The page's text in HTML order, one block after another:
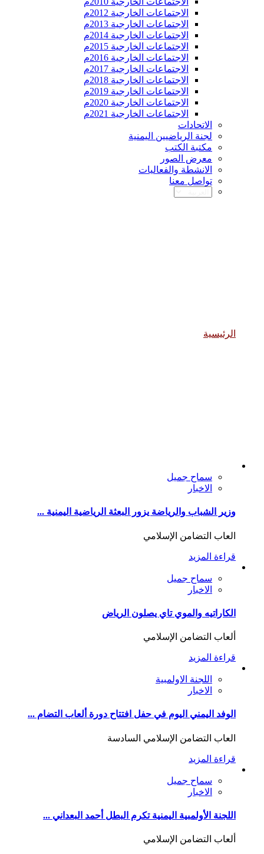
الاجتماعات الخارجية 2012م
الاجتماعات الخارجية 2013م
الاجتماعات الخارجية 2014م
الاجتماعات الخارجية 2015م
الاجتماعات الخارجية 2016م
الاجتماعات الخارجية 2017م
الاجتماعات الخارجية 2018م
الاجتماعات الخارجية 2019م
الاجتماعات الخارجية 2020م
الاجتماعات الخارجية 2021م
الاتحادات
لجنة الرياضيين اليمنية
مكتبة الكتب
معرض الصور
الانشطة والفعاليات
تواصل معنا
الرئيسية
سماح جميل
الاخبار
وزير الشباب والرياضة يزور البعثة الرياضية اليمنية ...
العاب التضامن الإسلامي
قراءة المزيد
سماح جميل
الاخبار
الكاراتيه والموي تاي يصلون الرياض
ألعاب التضامن الإسلامي
قراءة المزيد
اللجنة الاولمبية
الاخبار
الوفد اليمني اليوم في حفل افتتاح دورة ألعاب التضام ...
العاب التضامن الإسلامي السادسة
قراءة المزيد
سماح جميل
الاخبار
اللجنة الأولمبية اليمنية تكرم البطل أحمد البعداني ...
ألعاب التضامن الإسلامي